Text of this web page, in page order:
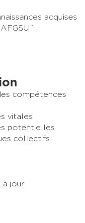
acquises
1.
compétences
vitales
potentielles
collectifs
à jour